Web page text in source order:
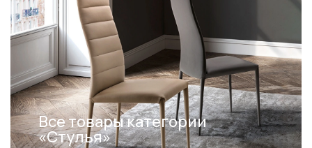
Все товары категории
«Стулья»